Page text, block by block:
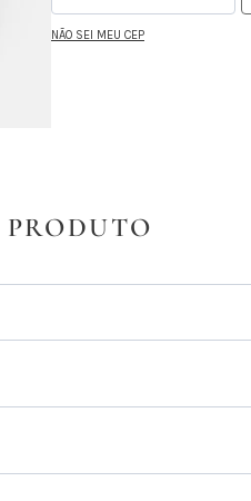
NÃO SEI MEU CEP